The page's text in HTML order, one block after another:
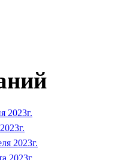
2023г.
2023г.
2023г.